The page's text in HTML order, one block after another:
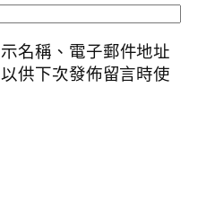
名稱、電子郵件地址
供下次發佈留言時使